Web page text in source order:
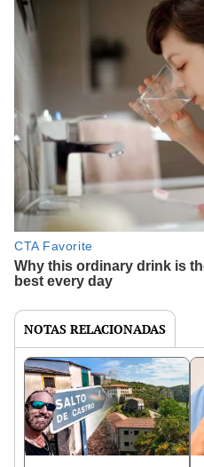
NOTAS RELACIONADAS